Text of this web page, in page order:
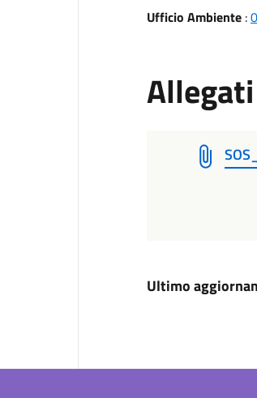
Ufficio Ambiente:
Allegati
Ultimo